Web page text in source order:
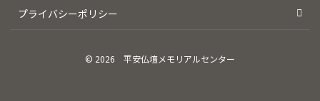
プライバシーポリシー
© 2026 平安仏壇メモリアルセンター